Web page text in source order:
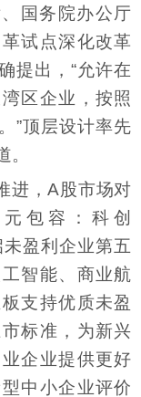
国务院办公厅
试点深化改革
提出，“允许在
区企业，按照
”顶层设计率先
。
进，A股市场对
包容：科创
盈利企业第五
智能、商业航
支持优质未盈
标准，为新兴
企业提供更好
中小企业评价